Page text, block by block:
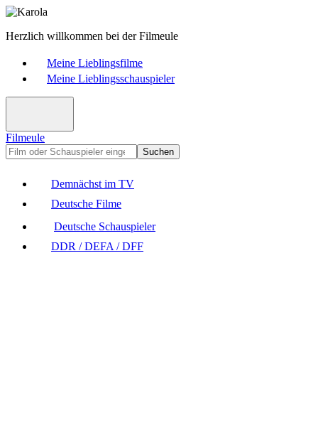
Herzlich willkommen bei der Filmeule
Meine Lieblingsfilme
Meine Lieblingsschauspieler
Filmeule
Suchen
Demnächst im TV
Deutsche Filme
Deutsche Schauspieler
DDR / DEFA / DFF